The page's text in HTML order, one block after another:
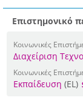
Επιστημονικό
Κοινωνικές
Διαχείριση
Κοινωνικές
Εκπαίδευση (EL)